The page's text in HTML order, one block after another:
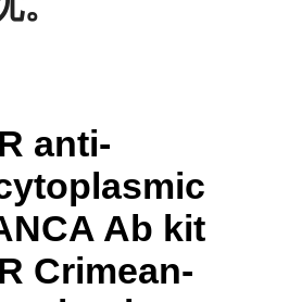
anti-
Ab kit
Crimean-